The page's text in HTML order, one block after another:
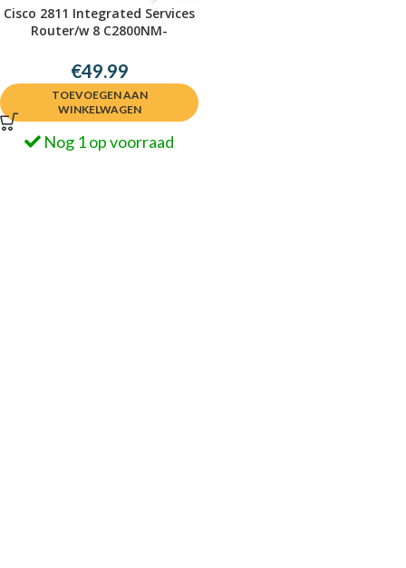
Cisco 2811 Integrated Services
Router/w 8 C2800NM-
€49.99
TOEVOEGEN AAN
WINKELWAGEN
Nog 1 op voorraad